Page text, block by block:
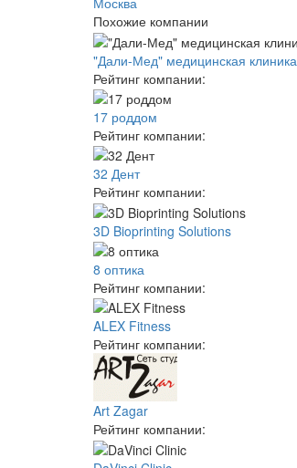
Похожие компании
"Дали-Мед" медицинская клиника
Рейтинг компании:
17 роддом
Рейтинг компании:
32 Дент
Рейтинг компании:
3D Bioprinting Solutions
8 оптика
Рейтинг компании:
ALEX Fitness
Рейтинг компании:
Art Zagar
Рейтинг компании: